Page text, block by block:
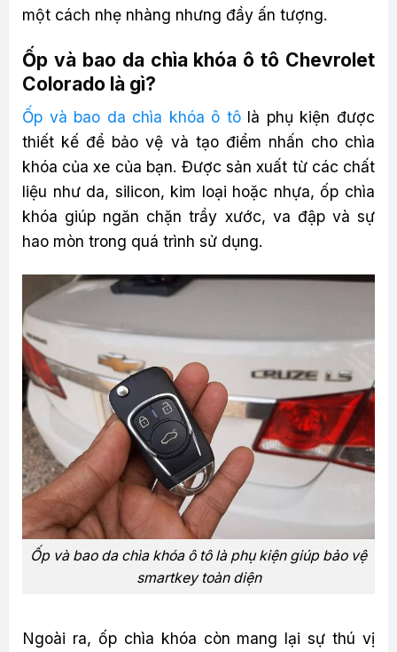
một cách nhẹ nhàng nhưng đầy ấn tượng.
Ốp và bao da chìa khóa ô tô Chevrolet
Colorado là gì?
Ốp và bao da chìa khóa ô tôlà phụ kiện được
thiết kế để bảo vệ và tạo điểm nhấn cho chìa
khóa của xe của bạn. Được sản xuất từ các chất
liệu như da, silicon, kim loại hoặc nhựa, ốp chìa
khóa giúp ngăn chặn trầy xước, va đập và sự
hao mòn trong quá trình sử dụng.
Ốp và bao da chìa khóa ô tô là phụ kiện giúp bảo vệ
smartkey toàn diện
Ngoài ra, ốp chìa khóa còn mang lại sự thú vị